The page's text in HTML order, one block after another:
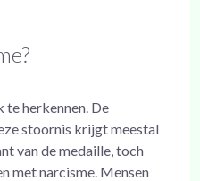
herkennen. De
stoornis krijgt meestal
van de medaille, toch
met narcisme. Mensen